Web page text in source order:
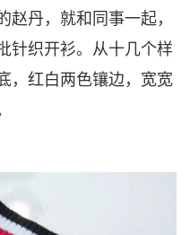
丹，就和同事一起，
针织开衫。从十几个样
，红白两色镶边，宽宽